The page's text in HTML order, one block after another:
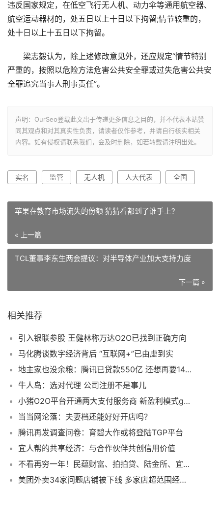
违反国家规定，在低空飞行无人机、动力伞等通用航空器、
航空运动器材的，处五日以上十日以下拘留;情节较重的，
处十日以上十五日以下拘留。
梁志毅认为，除上述修改意见外，还应规定“情节特别
严重的，按照以危险方法危害公共安全罪或过失危害公共安
全罪追究当事人刑事责任”。
声明：OurSeo登载此文出于传递更多信息之目的，并不代表本站赞
同其观点和对其真实性负责，请读者仅作参考，并请自行核实相关
内容。如有侵权请联系我们，会及时删除，如若转载请注明出处。
实名 监管 无人机 人大代表 全国
苹果在教育市场流失的份额 猜猜看都到了谁手上?
« 上一篇
TCL董事李东生两会提议：对半导体产业加大支持力度
下一篇 »
相关推荐
引入银联参股 王健林称万达O2O已找到正确方向
马化腾谈数字经济背后 “互联网+”已由虚到实
地主家也没余粮：腾讯已贷款550亿 还想再要140亿
牛人岛：选对代理 公司注册不是事儿
小猪O2O平台开通两大支付服务商 新盈利模式get√
当当网沦落：夫妻档还能好好开店吗？
腾讯再发调查问卷：育碧大作或将登陆TGP平台
宜人帮的共享经济：与合作伙伴共创信用价值
不看再穷一年！民蕴财富、拍拍贷、陆金所、宜人贷
美团外卖34家问题店铺被下线 多家店超范围经营凉菜